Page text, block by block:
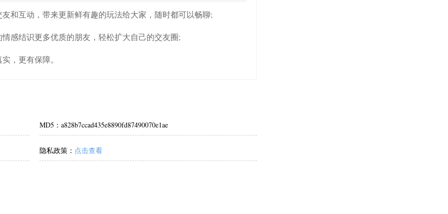
和互动，带来更新鲜有趣的玩法给大家，随时都可以畅聊;
感结识更多优质的朋友，轻松扩大自己的交友圈;
，更有保障。
MD5：a828b7ccad435e8890fd87490070e1ae
隐私政策： 点击查看